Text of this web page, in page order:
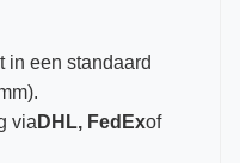
in een standaard
via DHL, FedExof